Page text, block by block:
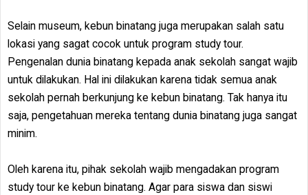
Selain museum, kebun binatang juga merupakan salah satu
lokasi yang sagat cocok untuk program study tour.
Pengenalan dunia binatang kepada anak sekolah sangat wajib
untuk dilakukan. Hal ini dilakukan karena tidak semua anak
sekolah pernah berkunjung ke kebun binatang. Tak hanya itu
saja, pengetahuan mereka tentang dunia binatang juga sangat
minim.
Oleh karena itu, pihak sekolah wajib mengadakan program
study tour ke kebun binatang. Agar para siswa dan siswi